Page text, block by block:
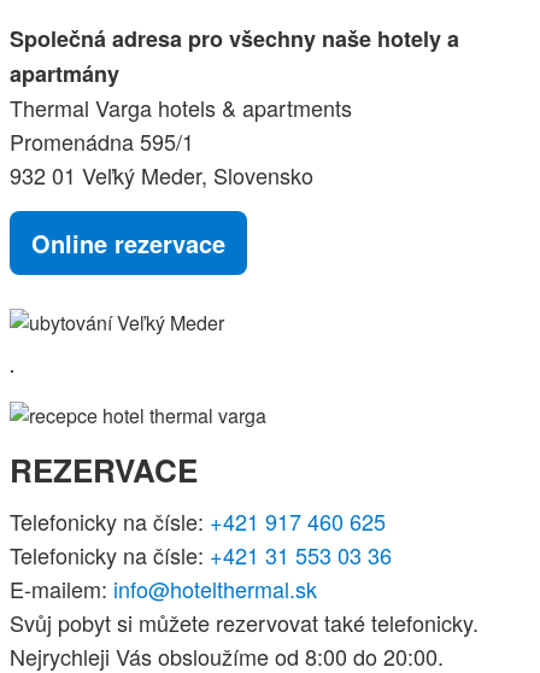
Společná adresa pro všechny naše hotely a
apartmány
Thermal Varga hotels & apartments
Promenádna 595/1
932 01 Veľký Meder, Slovensko
Online rezervace
.
REZERVACE
Telefonicky na čísle: +421 917 460 625
Telefonicky na čísle: +421 31 553 03 36
E-mailem: info@hotelthermal.sk
Svůj pobyt si můžete rezervovat také telefonicky.
Nejrychleji Vás obsloužíme od 8:00 do 20:00.